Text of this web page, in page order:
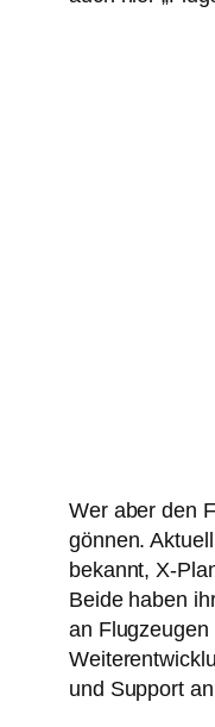
Wer aber den
gönnen.
bekannt, X-
Beide haben
an
und Support